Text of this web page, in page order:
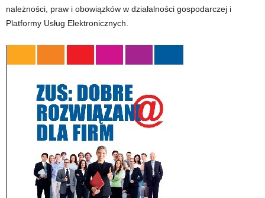
należności, praw i obowiązków w działalności gospodarczej i
Platformy Usług Elektronicznych.